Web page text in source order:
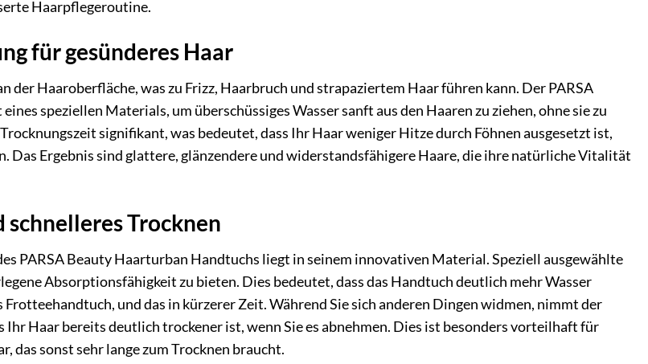
Haarpflegeroutine.
für gesünderes Haar
der Haaroberfläche, was zu Frizz, Haarbruch und strapaziertem Haar führen kann. Der PARSA
speziellen Materials, um überschüssiges Wasser sanft aus den Haaren zu ziehen, ohne sie zu
signifikant, was bedeutet, dass Ihr Haar weniger Hitze durch Föhnen ausgesetzt ist,
Das Ergebnis sind glattere, glänzendere und widerstandsfähigere Haare, die ihre natürliche Vitalität
Trocknen
PARSA Beauty Haarturban Handtuchs liegt in seinem innovativen Material. Speziell ausgewählte
Absorptionsfähigkeit zu bieten. Dies bedeutet, dass das Handtuch deutlich mehr Wasser
und das in kürzerer Zeit. Während Sie sich anderen Dingen widmen, nimmt der
Ihr Haar bereits deutlich trockener ist, wenn Sie es abnehmen. Dies ist besonders vorteilhaft für
das sonst sehr lange zum Trocknen braucht.